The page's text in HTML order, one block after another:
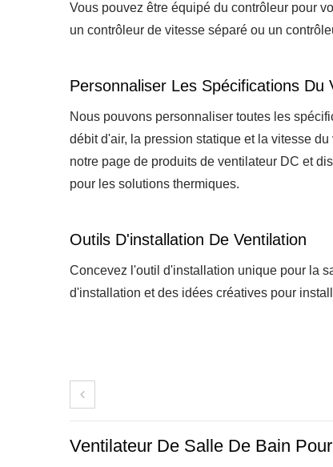
Vous pouvez être équipé du contrôleur pour
un contrôleur de vitesse séparé ou un
Personnaliser Les Spécifications Du
Nous pouvons personnaliser toutes les
débit d'air, la pression statique et la vitesse
notre page de produits de ventilateur DC et
pour les solutions thermiques.
Outils D'installation De Ventilation
Concevez l'outil d'installation unique pour la
d'installation et des idées créatives pour
Ventilateur De Salle De Bain